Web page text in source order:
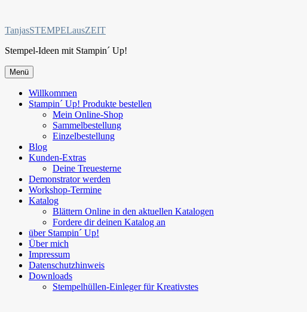
springen
TanjasSTEMPELausZEIT
Stempel-Ideen mit Stampin´ Up!
Menü
Willkommen
Stampin´ Up! Produkte bestellen
Mein Online-Shop
Sammelbestellung
Einzelbestellung
Blog
Kunden-Extras
Deine Treuesterne
Demonstrator werden
Workshop-Termine
Katalog
Blättern Online in den aktuellen Katalogen
Fordere dir deinen Katalog an
über Stampin´ Up!
Über mich
Impressum
Datenschutzhinweis
Downloads
Stempelhüllen-Einleger für Kreativstes